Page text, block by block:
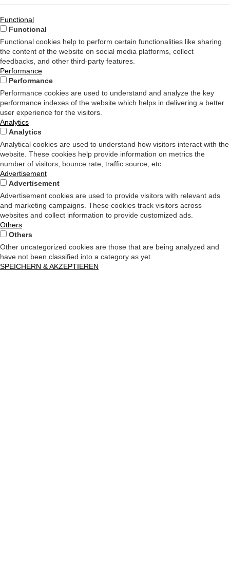
Functional
Functional
Functional cookies help to perform certain functionalities like sharing
the content of the website on social media platforms, collect
feedbacks, and other third-party features.
Performance
Performance
Performance cookies are used to understand and analyze the key
performance indexes of the website which helps in delivering a better
user experience for the visitors.
Analytics
Analytics
Analytical cookies are used to understand how visitors interact with the
website. These cookies help provide information on metrics the
number of visitors, bounce rate, traffic source, etc.
Advertisement
Advertisement
Advertisement cookies are used to provide visitors with relevant ads
and marketing campaigns. These cookies track visitors across
websites and collect information to provide customized ads.
Others
Others
Other uncategorized cookies are those that are being analyzed and
have not been classified into a category as yet.
SPEICHERN & AKZEPTIEREN